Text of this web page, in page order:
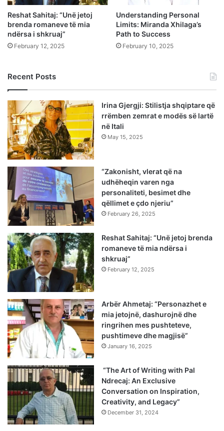
Reshat Sahitaj: “Unë jetoj
brenda romaneve të mia
ndërsa i shkruaj”
February 12, 2025
Understanding Personal
Limits: Miranda Xhilaga’s
Path to Success
February 10, 2025
Recent Posts
Irina Gjergji: Stilistja shqiptare që
rrëmben zemrat e modës së lartë
në Itali
May 15, 2025
“Zakonisht, vlerat që na
udhëheqin varen nga
personaliteti, besimet dhe
qëllimet e çdo njeriu”
February 26, 2025
Reshat Sahitaj: “Unë jetoj brenda
romaneve të mia ndërsa i
shkruaj”
February 12, 2025
Arbër Ahmetaj: “Personazhet e
mia jetojnë, dashurojnë dhe
ringrihen mes pushteteve,
pushtimeve dhe magjisë”
January 16, 2025
“The Art of Writing with Pal
Ndrecaj: An Exclusive
Conversation on Inspiration,
Creativity, and Legacy”
December 31, 2024